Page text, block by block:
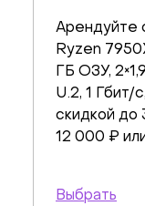
Арендуйте
Ryzen
ГБ ОЗУ,
U.2, 1 Гбит/
скидкой до
12 000 ₽
Выбрать